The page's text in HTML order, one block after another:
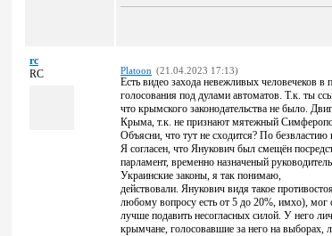
rc
RC
Platoon (21.04.2023 17:13)
Есть видео захода невежливых человечеков
голосования под дулами автоматов. Т.к. ты
что крымского законодательства не было.
Крыма, т.к. не признают мятежный
Объясни, что тут не сходится? По безвластию
Я согласен, что Янукович был смещён
парламент, временно назначеный
Украинские законы, я так понимаю,
действовали. Янукович видя такое
любому вопросу есть от 5 до 20%, имхо),
лучше подавить несогласных силой. У него
крымчане, голосовавшие за него на выборах,